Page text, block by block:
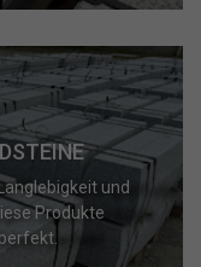
und
Produkte